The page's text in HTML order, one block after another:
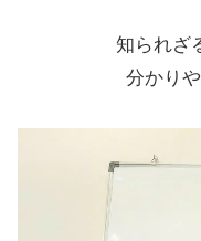
知られざ
分かり